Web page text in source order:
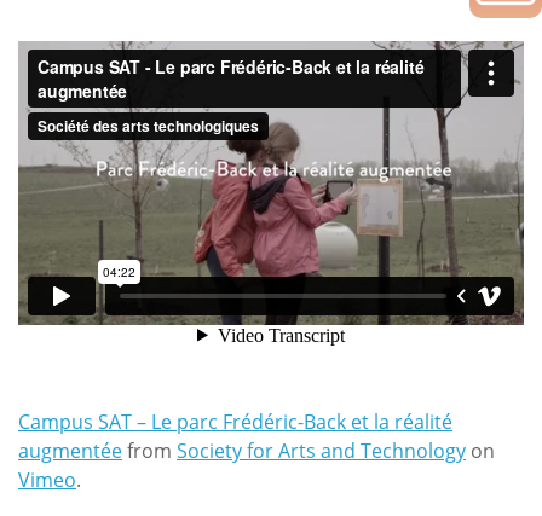
Campus SAT – Le parc Frédéric-Back et la réalité
augmentéefrom Society for Arts and Technology on
Vimeo.